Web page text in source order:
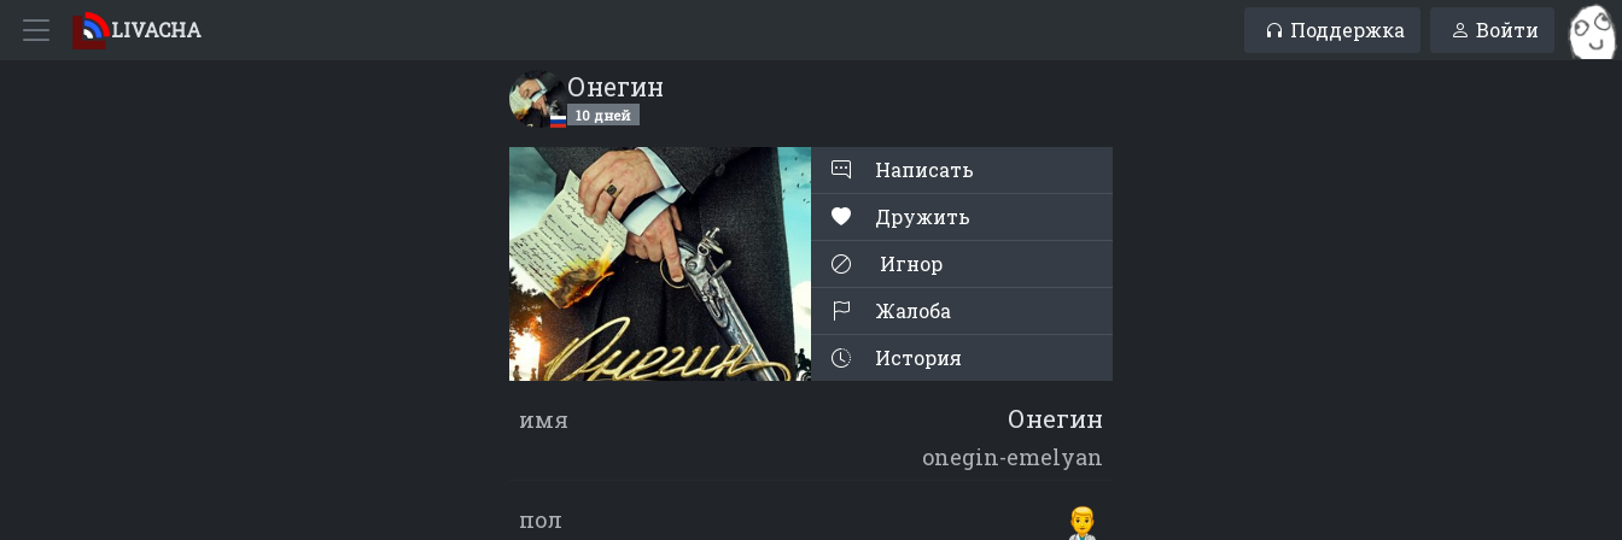
LIVACHA Поддержка Войти
Онегин
10 дней
Написать
Дружить
Игнор
Жалоба
История
имя Онегин
onegin-emelyan
пол